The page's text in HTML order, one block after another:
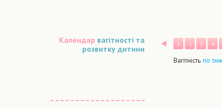
Календар вагітності та
розвитку дитини
Назад
1 2 3 4
Вагітність по